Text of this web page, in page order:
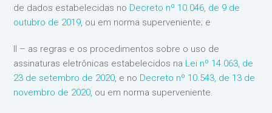
de dados estabelecidas no Decreto nº 10.046, de 9 de
outubro de 2019, ou em norma superveniente; e
II – as regras e os procedimentos sobre o uso de
assinaturas eletrônicas estabelecidos na Lei nº 14.063, de
23 de setembro de 2020, e no Decreto nº 10.543, de 13 de
novembro de 2020, ou em norma superveniente.